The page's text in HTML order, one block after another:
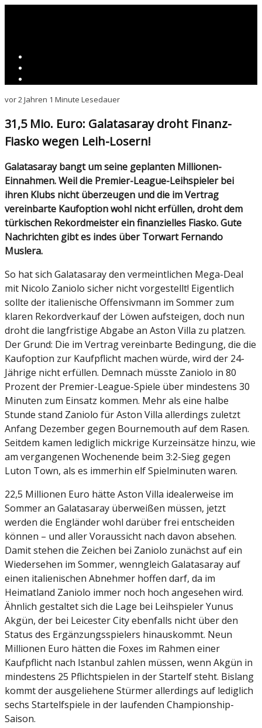
vor 2 Jahren 1 Minute Lesedauer
31,5 Mio. Euro: Galatasaray droht Finanz-
Fiasko wegen Leih-Losern!
Galatasaray bangt um seine geplanten Millionen-
Einnahmen. Weil die Premier-League-Leihspieler bei
ihren Klubs nicht überzeugen und die im Vertrag
vereinbarte Kaufoption wohl nicht erfüllen, droht dem
türkischen Rekordmeister ein finanzielles Fiasko. Gute
Nachrichten gibt es indes über Torwart Fernando
Muslera.
So hat sich Galatasaray den vermeintlichen Mega-Deal
mit Nicolo Zaniolo sicher nicht vorgestellt! Eigentlich
sollte der italienische Offensivmann im Sommer zum
klaren Rekordverkauf der Löwen aufsteigen, doch nun
droht die langfristige Abgabe an Aston Villa zu platzen.
Der Grund: Die im Vertrag vereinbarte Bedingung, die die
Kaufoption zur Kaufpflicht machen würde, wird der 24-
Jährige nicht erfüllen. Demnach müsste Zaniolo in 80
Prozent der Premier-League-Spiele über mindestens 30
Minuten zum Einsatz kommen. Mehr als eine halbe
Stunde stand Zaniolo für Aston Villa allerdings zuletzt
Anfang Dezember gegen Bournemouth auf dem Rasen.
Seitdem kamen lediglich mickrige Kurzeinsätze hinzu, wie
am vergangenen Wochenende beim 3:2-Sieg gegen
Luton Town, als es immerhin elf Spielminuten waren.
22,5 Millionen Euro hätte Aston Villa idealerweise im
Sommer an Galatasaray überweißen müssen, jetzt
werden die Engländer wohl darüber frei entscheiden
können – und aller Voraussicht nach davon absehen.
Damit stehen die Zeichen bei Zaniolo zunächst auf ein
Wiedersehen im Sommer, wenngleich Galatasaray auf
einen italienischen Abnehmer hoffen darf, da im
Heimatland Zaniolo immer noch hoch angesehen wird.
Ähnlich gestaltet sich die Lage bei Leihspieler Yunus
Akgün, der bei Leicester City ebenfalls nicht über den
Status des Ergänzungsspielers hinauskommt. Neun
Millionen Euro hätten die Foxes im Rahmen einer
Kaufpflicht nach Istanbul zahlen müssen, wenn Akgün in
mindestens 25 Pflichtspielen in der Startelf steht. Bislang
kommt der ausgeliehene Stürmer allerdings auf lediglich
sechs Startelfspiele in der laufenden Championship-
Saison.